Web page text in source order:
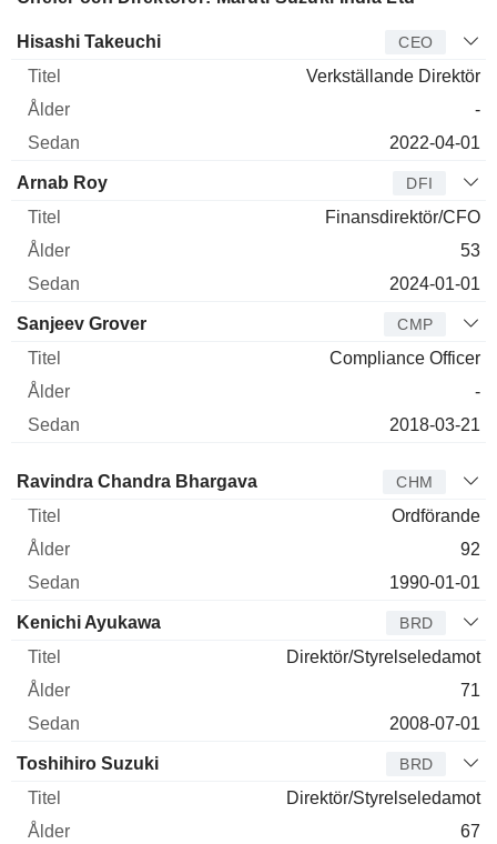
Verkställande
Hisashi Takeuchi CEO
Verkställande Direktör
-
2022-04-01
Arnab Roy DFI
Finansdirektör/CFO
53
2024-01-01
Sanjeev Grover CMP
Compliance Officer
-
2018-03-21
Styrelseledamot Titel Ålder Sedan
Ravindra Chandra Bhargava CHM
Ordförande
92
1990-01-01
Kenichi Ayukawa BRD
Direktör/Styrelseledamot
71
2008-07-01
Toshihiro Suzuki BRD
Direktör/Styrelseledamot
67